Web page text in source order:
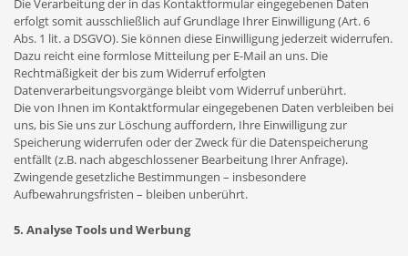
Die Verarbeitung der in das Kontaktformular eingegebenen Daten
erfolgt somit ausschließlich auf Grundlage Ihrer Einwilligung (Art. 6
Abs. 1 lit. a DSGVO). Sie können diese Einwilligung jederzeit widerrufen.
Dazu reicht eine formlose Mitteilung per E-Mail an uns. Die
Rechtmäßigkeit der bis zum Widerruf erfolgten
Datenverarbeitungsvorgänge bleibt vom Widerruf unberührt.
Die von Ihnen im Kontaktformular eingegebenen Daten verbleiben bei
uns, bis Sie uns zur Löschung auffordern, Ihre Einwilligung zur
Speicherung widerrufen oder der Zweck für die Datenspeicherung
entfällt (z.B. nach abgeschlossener Bearbeitung Ihrer Anfrage).
Zwingende gesetzliche Bestimmungen – insbesondere
Aufbewahrungsfristen – bleiben unberührt.
5. Analyse Tools und Werbung